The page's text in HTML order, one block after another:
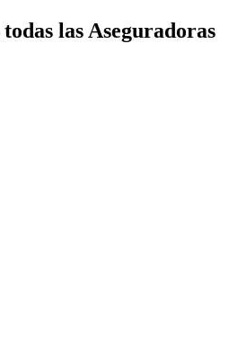
las Aseguradoras